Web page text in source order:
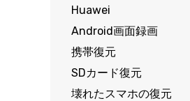
Huawei
Android画面録画
携帯復元
SDカード復元
壊れたスマホの復元